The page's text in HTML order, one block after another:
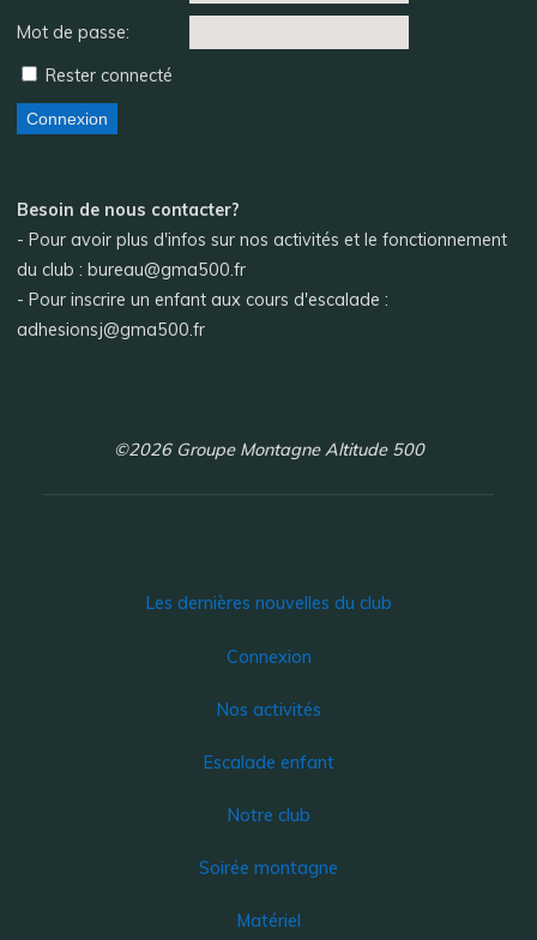
Mot de passe:
Rester connecté
Connexion
Besoin de nous contacter?
- Pour avoir plus d'infos sur nos activités et le fonctionnement
du club : bureau@gma500.fr
- Pour inscrire un enfant aux cours d'escalade :
adhesionsj@gma500.fr
©2026 Groupe Montagne Altitude 500
Les dernières nouvelles du club
Connexion
Nos activités
Escalade enfant
Notre club
Soirée montagne
Matériel